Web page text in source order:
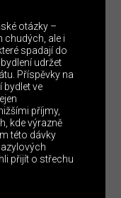
otázky ­–
chudých, ale i
spadají do
udržet
Příspěvky na
ve
příjmy,
kde výrazně
této dávky
přijít o střechu